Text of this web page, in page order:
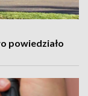
powiedziało